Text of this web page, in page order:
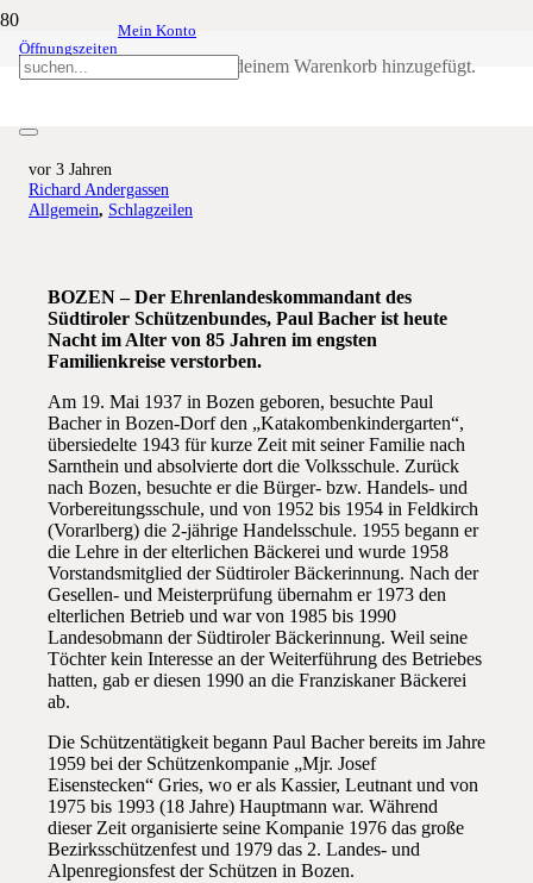
Öffnungszeiten
Mein Konto
wurde deinem Warenkorb hinzugefügt.
Ehrenlandeskommandant Paul
vor 3 Jahren
Richard Andergassen
Allgemein, Schlagzeilen
BOZEN – Der Ehrenlandeskommandant des
Südtiroler Schützenbundes, Paul Bacher ist heute
Nacht im Alter von 85 Jahren im engsten
Familienkreise verstorben.
Am 19. Mai 1937 in Bozen geboren, besuchte Paul
Bacher in Bozen-Dorf den „Katakombenkindergarten“,
übersiedelte 1943 für kurze Zeit mit seiner Familie nach
Sarnthein und absolvierte dort die Volksschule. Zurück
nach Bozen, besuchte er die Bürger- bzw. Handels- und
Vorbereitungsschule, und von 1952 bis 1954 in Feldkirch
(Vorarlberg) die 2-jährige Handelsschule. 1955 begann er
die Lehre in der elterlichen Bäckerei und wurde 1958
Vorstandsmitglied der Südtiroler Bäckerinnung. Nach der
Gesellen- und Meisterprüfung übernahm er 1973 den
elterlichen Betrieb und war von 1985 bis 1990
Landesobmann der Südtiroler Bäckerinnung. Weil seine
Töchter kein Interesse an der Weiterführung des Betriebes
hatten, gab er diesen 1990 an die Franziskaner Bäckerei
ab.
Die Schützentätigkeit begann Paul Bacher bereits im Jahre
1959 bei der Schützenkompanie „Mjr. Josef
Eisenstecken“ Gries, wo er als Kassier, Leutnant und von
1975 bis 1993 (18 Jahre) Hauptmann war. Während
dieser Zeit organisierte seine Kompanie 1976 das große
Bezirksschützenfest und 1979 das 2. Landes- und
Alpenregionsfest der Schützen in Bozen.